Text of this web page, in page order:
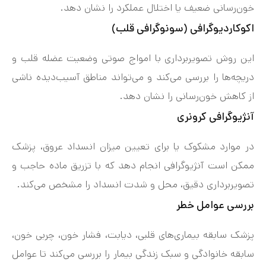
خون‌رسانی ضعیف یا اختلال عملکرد را نشان دهد.
اکوکاردیوگرافی (سونوگرافی قلب)
این روش تصویربرداری با امواج صوتی وضعیت عضله قلب و
دریچه‌ها را بررسی می‌کند و می‌تواند مناطق آسیب‌دیده ناشی
از کاهش خون‌رسانی را نشان دهد.
آنژیوگرافی کرونری
در موارد مشکوک یا برای تعیین میزان انسداد عروق، پزشک
ممکن است آنژیوگرافی انجام دهد که با تزریق ماده حاجب و
تصویربرداری دقیق، محل و شدت انسداد را مشخص می‌کند.
بررسی عوامل خطر
پزشک سابقه بیماری‌های قلبی، دیابت، فشار خون، چربی خون،
سابقه خانوادگی و سبک زندگی بیمار را بررسی می‌کند تا عوامل